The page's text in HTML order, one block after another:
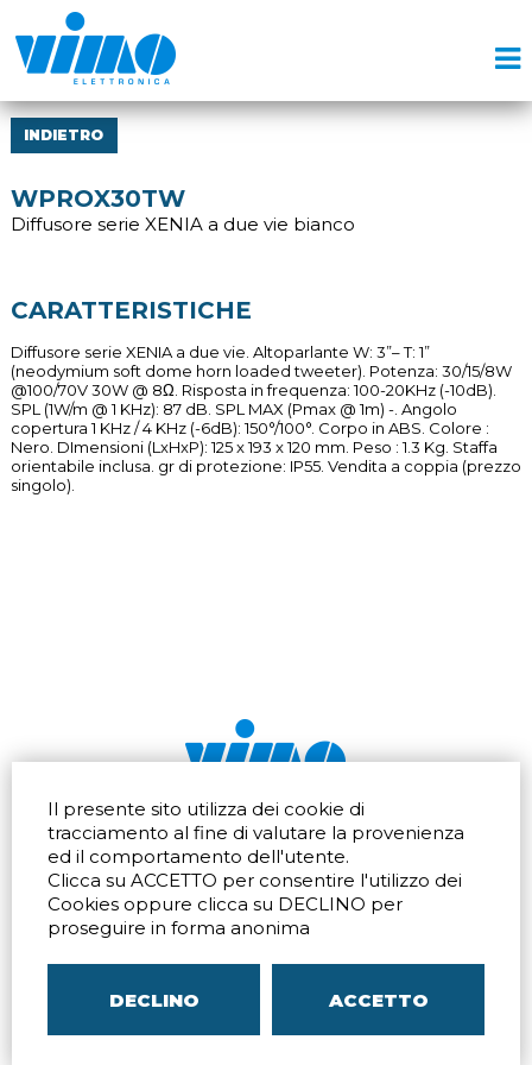
Il presente sito utilizza dei cookie di
tracciamento al fine di valutare la provenienza
ed il comportamento dell'utente.
Clicca su ACCETTO per consentire l'utilizzo dei
Cookies oppure clicca su DECLINO per
proseguire in forma anonima
DECLINO ACCETTO
INDIETRO
WPROX30TW
Diffusore serie XENIA a due vie bianco
CARATTERISTICHE
Diffusore serie XENIA a due vie. Altoparlante W: 3”– T: 1”
(neodymium soft dome horn loaded tweeter). Potenza: 30/15/8W
@100/70V 30W @ 8Ω. Risposta in frequenza: 100-20KHz (-10dB).
SPL (1W/m @ 1 KHz): 87 dB. SPL MAX (Pmax @ 1m) -. Angolo
copertura 1 KHz / 4 KHz (-6dB): 150°/100°. Corpo in ABS. Colore :
Nero. DImensioni (LxHxP): 125 x 193 x 120 mm. Peso : 1.3 Kg. Staffa
orientabile inclusa. gr di protezione: IP55. Vendita a coppia (prezzo
singolo).
Via dell'artigianato 32Q
20865 Usmate Velate (MB)
Indicazioni Stradali
Tel. +39 039 672520
Fax +39 039 672568
Email
Via Pontina 583
Roma (RM) 00128
Tel.+39 06 80079273
Indicazioni Stradali
Via San Crispino 64
Padova (PD) 35129
P.IVA00804240968 05096770150– C.C.I.A.A. di